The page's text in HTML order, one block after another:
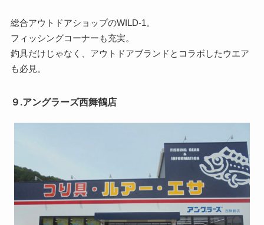
総合アウトドアショップのWILD-1。
フィッシングコーナーも充実。
釣具だけじゃなく、アウトドアブランドとコラボしたウエア
も必見。
９.アングラーズ西舞鶴店